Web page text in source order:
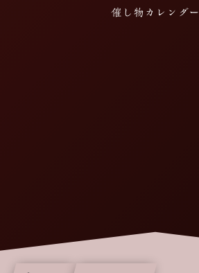
催し物カレンダー